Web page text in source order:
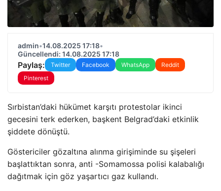
admin•14.08.2025 17:18•
Güncellendi: 14.08.2025 17:18
Paylaş: Twitter Facebook WhatsApp
Reddit
Pinterest
Sırbistan’daki hükümet karşıtı protestolar ikinci
gecesini terk ederken, başkent Belgrad’daki etkinlik
şiddete dönüştü.
Göstericiler gözaltına alınma girişiminde su şişeleri
başlattıktan sonra, anti -Somamossa polisi kalabalığı
dağıtmak için göz yaşartıcı gaz kullandı.